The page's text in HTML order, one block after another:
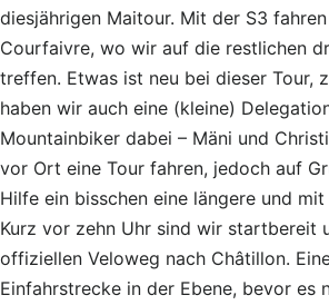
diesjährigen Maitour. Mit der S3
Courfaivre, wo wir auf die restlichen
treffen. Etwas ist neu bei dieser Tour,
haben wir auch eine (kleine)
Mountainbiker dabei – Mäni und
vor Ort eine Tour fahren, jedoch auf
Hilfe ein bisschen eine längere und
Kurz vor zehn Uhr sind wir startbereit
offiziellen Veloweg nach Châtillon.
Einfahrstrecke in der Ebene, bevor es